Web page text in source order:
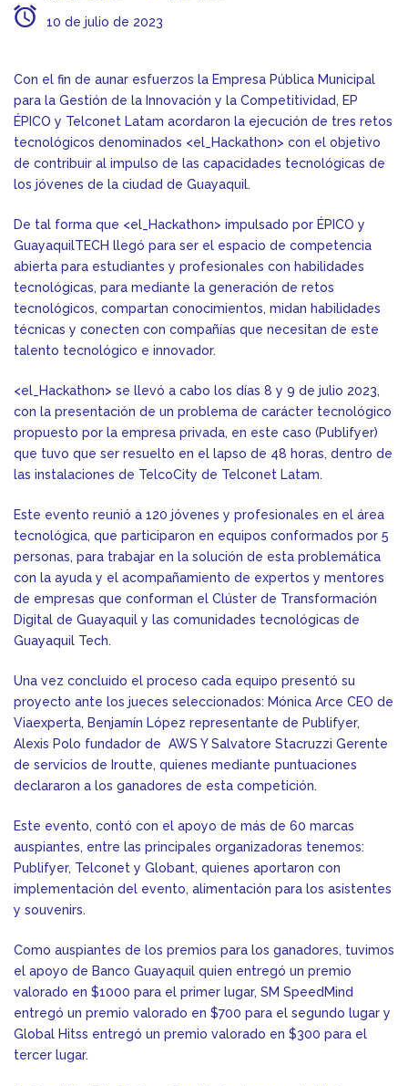
10 de julio de 2023
Con el fin de aunar esfuerzos la Empresa Pública Municipal
para la Gestión de la Innovación y la Competitividad, EP
ÉPICO y Telconet Latam acordaron la ejecución de tres retos
tecnológicos denominados <el_Hackathon> con el objetivo
de contribuir al impulso de las capacidades tecnológicas de
los jóvenes de la ciudad de Guayaquil.
De tal forma que <el_Hackathon> impulsado por ÉPICO y
GuayaquilTECH llegó para ser el espacio de competencia
abierta para estudiantes y profesionales con habilidades
tecnológicas, para mediante la generación de retos
tecnológicos, compartan conocimientos, midan habilidades
técnicas y conecten con compañías que necesitan de este
talento tecnológico e innovador.
<el_Hackathon> se llevó a cabo los días 8 y 9 de julio 2023,
con la presentación de un problema de carácter tecnológico
propuesto por la empresa privada, en este caso (Publifyer)
que tuvo que ser resuelto en el lapso de 48 horas, dentro de
las instalaciones de TelcoCity de Telconet Latam.
Este evento reunió a 120 jóvenes y profesionales en el área
tecnológica, que participaron en equipos conformados por 5
personas, para trabajar en la solución de esta problemática
con la ayuda y el acompañamiento de expertos y mentores
de empresas que conforman el Clúster de Transformación
Digital de Guayaquil y las comunidades tecnológicas de
Guayaquil Tech.
Una vez concluido el proceso cada equipo presentó su
proyecto ante los jueces seleccionados: Mónica Arce CEO de
Viaexperta, Benjamín López representante de Publifyer,
Alexis Polo fundador de AWS Y Salvatore Stacruzzi Gerente
de servicios de Iroutte, quienes mediante puntuaciones
declararon a los ganadores de esta competición.
Este evento, contó con el apoyo de más de 60 marcas
auspiantes, entre las principales organizadoras tenemos:
Publifyer, Telconet y Globant, quienes aportaron con
implementación del evento, alimentación para los asistentes
y souvenirs.
Como auspiantes de los premios para los ganadores, tuvimos
el apoyo de Banco Guayaquil quien entregó un premio
valorado en $1000 para el primer lugar, SM SpeedMind
entregó un premio valorado en $700 para el segundo lugar y
Global Hitss entregó un premio valorado en $300 para el
tercer lugar.